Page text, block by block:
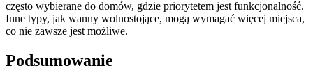
często wybierane do domów, gdzie priorytetem jest funkcjonalność.
Inne typy, jak wanny wolnostojące, mogą wymagać więcej miejsca,
co nie zawsze jest możliwe.
Podsumowanie